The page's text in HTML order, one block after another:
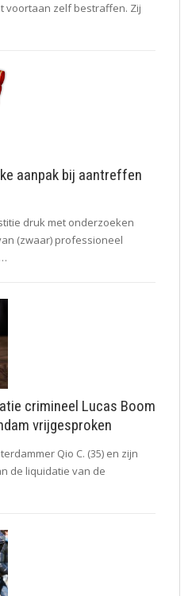
voortaan zelf bestraffen. Zij
aanpak bij aantreffen
druk met onderzoeken
(zwaar) professioneel
crimineel Lucas Boom
vrijgesproken
Qio C. (35) en zijn
de liquidatie van de